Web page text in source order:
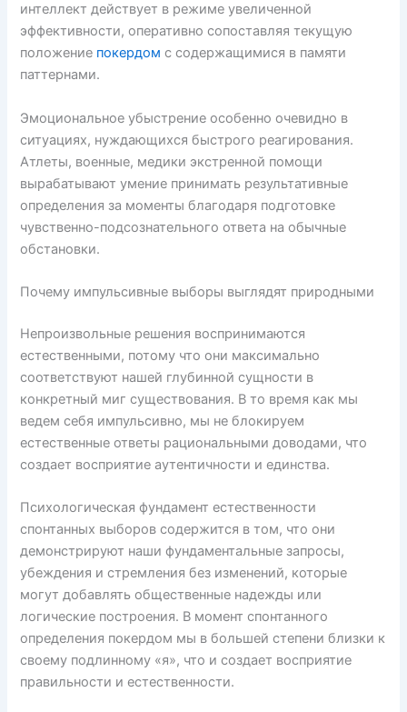
интеллект действует в режиме увеличенной
эффективности, оперативно сопоставляя текущую
положение покердом с содержащимися в памяти
паттернами.
Эмоциональное убыстрение особенно очевидно в
ситуациях, нуждающихся быстрого реагирования.
Атлеты, военные, медики экстренной помощи
вырабатывают умение принимать результативные
определения за моменты благодаря подготовке
чувственно-подсознательного ответа на обычные
обстановки.
Почему импульсивные выборы выглядят природными
Непроизвольные решения воспринимаются
естественными, потому что они максимально
соответствуют нашей глубинной сущности в
конкретный миг существования. В то время как мы
ведем себя импульсивно, мы не блокируем
естественные ответы рациональными доводами, что
создает восприятие аутентичности и единства.
Психологическая фундамент естественности
спонтанных выборов содержится в том, что они
демонстрируют наши фундаментальные запросы,
убеждения и стремления без изменений, которые
могут добавлять общественные надежды или
логические построения. В момент спонтанного
определения покердом мы в большей степени близки к
своему подлинному «я», что и создает восприятие
правильности и естественности.